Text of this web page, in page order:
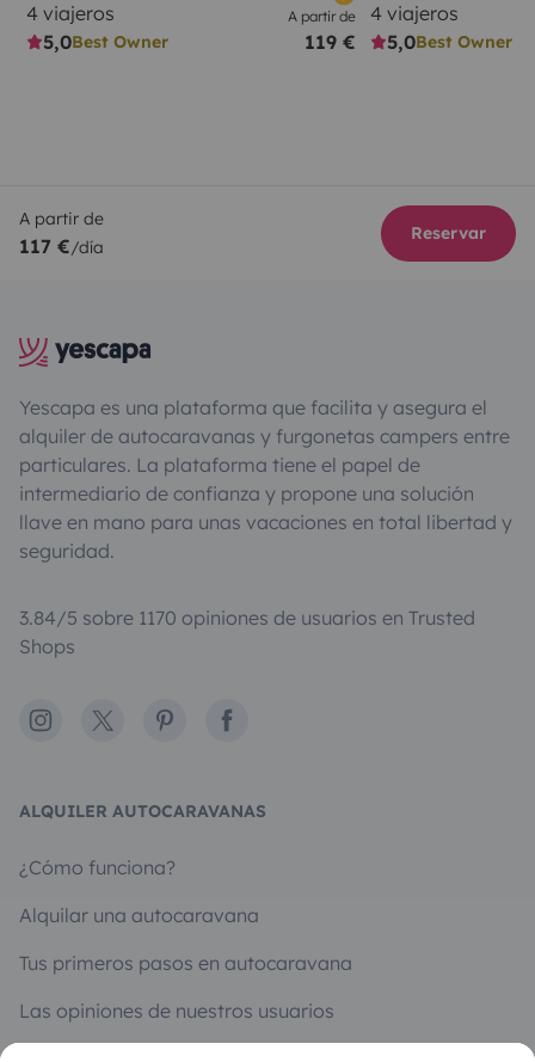
4 viajeros
5,0Best Owner
A partir de
119 €
4 viajeros
5,0Best Owner
A partir de
117 €/día
Reservar
Yescapa es una plataforma que facilita y asegura el
alquiler de autocaravanas y furgonetas campers entre
particulares. La plataforma tiene el papel de
intermediario de confianza y propone una solución
llave en mano para unas vacaciones en total libertad y
seguridad.
3.84/5 sobre 1170 opiniones de usuarios en Trusted
Shops
Instagram
X PinterestFacebook
ALQUILER AUTOCARAVANAS
¿Cómo funciona?
Alquilar una autocaravana
Tus primeros pasos en autocaravana
Las opiniones de nuestros usuarios